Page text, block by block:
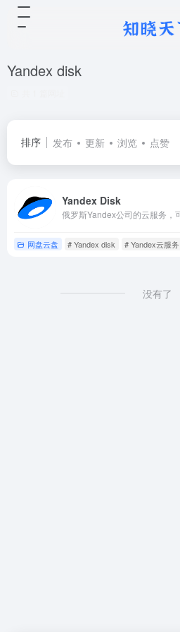
Yandex disk
排序 发布 更新 浏览 点赞
Yandex Disk
网盘云盘 # Yandex disk # Yandex云服务
没有了